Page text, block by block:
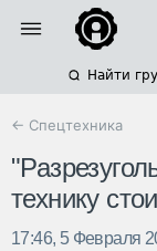
Найти
← Спецтехника
технику
17:46, 5 Февраля